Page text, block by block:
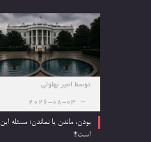
توسط امیر بهلولی
2026-08-03
بودن، ماندن یا نماندن؛ مسئله این
است!!!